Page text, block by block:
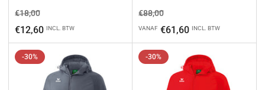
Normale
prijs
€18,00Aanbiedingsprijs
€12,60 INCL. BTW
Normale
prijs
€88,00Aanbiedingsprijs
VANAF €61,60 INCL. BTW
-30% -30%